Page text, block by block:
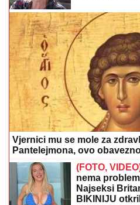
Vjernici mu se mole za
Pantelejmona, ovo
(FOTO,
nema
Najseksi
BIKINIJU